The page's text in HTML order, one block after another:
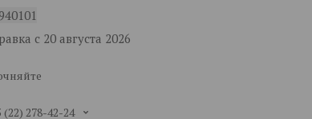
с 20 августа 2026
(22) 278-42-24